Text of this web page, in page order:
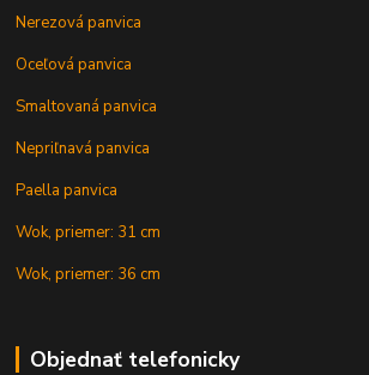
Nerezová panvica
Oceľová panvica
Smaltovaná panvica
Nepriľnavá panvica
Paella panvica
Wok, priemer: 31 cm
Wok, priemer: 36 cm
Objednať telefonicky